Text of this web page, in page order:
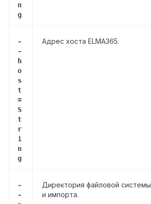
n
g
-
-
h
o
s
t
=
S
t
r
i
n
g
Адрес хоста ELMA365.
-
-
Директория файловой системы
и импорта.